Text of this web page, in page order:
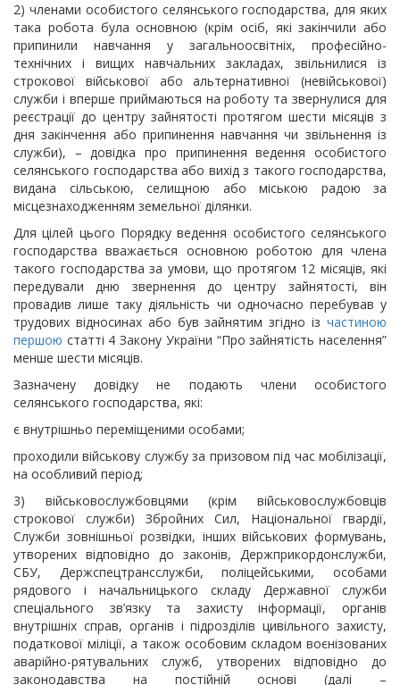
2) членами особистого селянського господарства, для яких
така робота була основною (крім осіб, які закінчили або
припинили навчання у загальноосвітніх, професійно-
технічних і вищих навчальних закладах, звільнилися із
строкової військової або альтернативної (невійськової)
служби і вперше приймаються на роботу та звернулися для
реєстрації до центру зайнятості протягом шести місяців з
дня закінчення або припинення навчання чи звільнення із
служби), – довідка про припинення ведення особистого
селянського господарства або вихід з такого господарства,
видана сільською, селищною або міською радою за
місцезнаходженням земельної ділянки.
Для цілей цього Порядку ведення особистого селянського
господарства вважається основною роботою для члена
такого господарства за умови, що протягом 12 місяців, які
передували дню звернення до центру зайнятості, він
провадив лише таку діяльність чи одночасно перебував у
трудових відносинах або був зайнятим згідно із частиною
першою статті 4 Закону України “Про зайнятість населення”
менше шести місяців.
Зазначену довідку не подають члени особистого
селянського господарства, які:
є внутрішньо переміщеними особами;
проходили військову службу за призовом під час мобілізації,
на особливий період;
3) військовослужбовцями (крім військовослужбовців
строкової служби) Збройних Сил, Національної гвардії,
Служби зовнішньої розвідки, інших військових формувань,
утворених відповідно до законів, Держприкордонслужби,
СБУ, Держспецтрансслужби, поліцейськими, особами
рядового і начальницького складу Державної служби
спеціального зв’язку та захисту інформації, органів
внутрішніх справ, органів і підрозділів цивільного захисту,
податкової міліції, а також особовим складом воєнізованих
аварійно-рятувальних служб, утворених відповідно до
законодавства на постійній основі (далі –